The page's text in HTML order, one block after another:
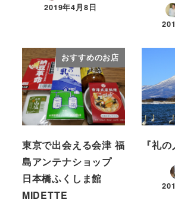
2019年4月8日
おすすめのお店
東京で出会える会津 福
島アンテナショップ
日本橋ふくしま館
MIDETTE
『礼の